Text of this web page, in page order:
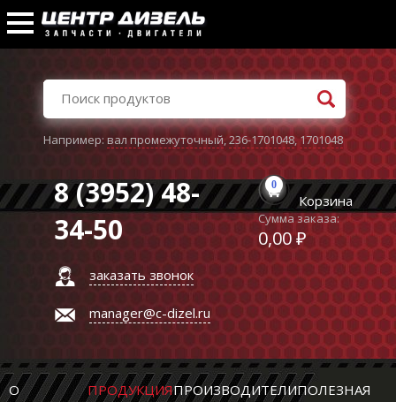
Например:вал промежуточный,236-1701048,1701048
8 (3952) 48-
34-50
заказать звонок
manager@c-dizel.ru
0
Корзина
Сумма заказа:
0,00 ₽
О ПРОДУКЦИЯПРОИЗВОДИТЕЛИПОЛЕЗНАЯ